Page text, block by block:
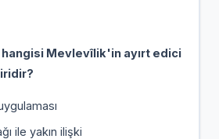
Mevlevîlik'in ayırt edici
ile yakın ilişki